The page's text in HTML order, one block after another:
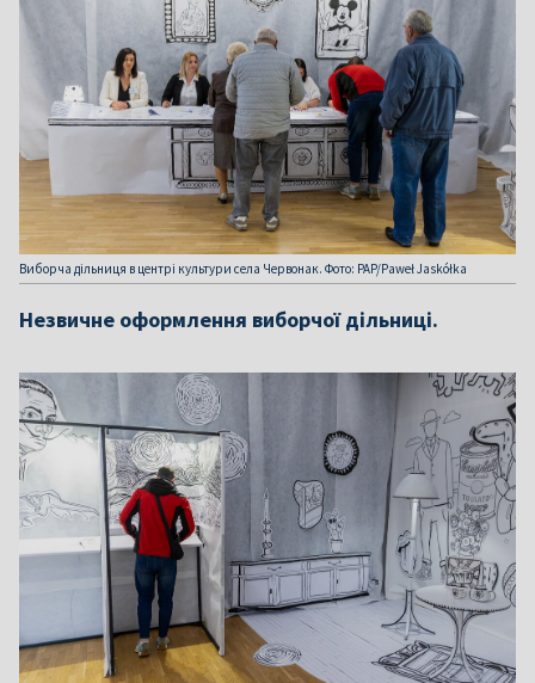
Виборча дільниця в центрі культури села Червонак. Фото: PAP/Paweł Jaskółka
Незвичне оформлення виборчої дільниці.